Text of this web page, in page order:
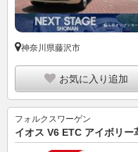
神奈川県藤沢市
お気に入り追加
フォルクスワーゲン
イオス V6 ETC アイボリー